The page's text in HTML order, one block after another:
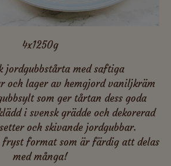
4x1250g
jordgubbstårta med saftiga
och lager av hemgjord vaniljkräm
som ger tårtan dess goda
i svensk grädde och dekorerad
och skivande jordgubbar.
fryst format som är färdig att delas
med många!